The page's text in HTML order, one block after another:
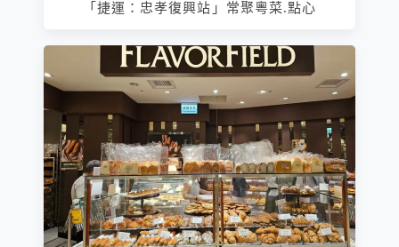
「捷運：忠孝復興站」常聚粵菜.點心